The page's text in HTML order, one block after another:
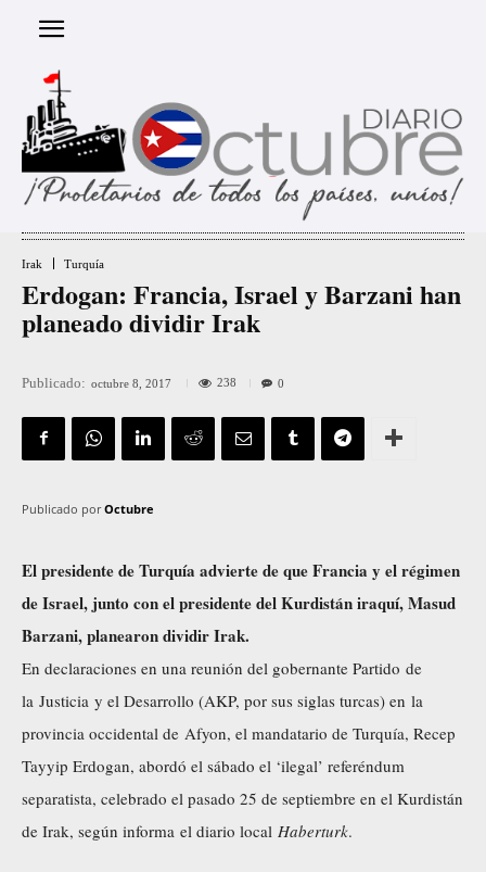
Irak Turquía
Erdogan: Francia, Israel y Barzani han
planeado dividir Irak
Publicado: octubre 8, 2017 238 0
Publicado por Octubre
El presidente de Turquía advierte de que Francia y el régimen
de Israel, junto con el presidente del Kurdistán iraquí, Masud
Barzani, planearon dividir Irak.
En declaraciones en una reunión del gobernante Partido de
la Justicia y el Desarrollo (AKP, por sus siglas turcas) en la
provincia occidental de Afyon, el mandatario de Turquía, Recep
Tayyip Erdogan, abordó el sábado el ‘ilegal’ referéndum
separatista, celebrado el pasado 25 de septiembre en el Kurdistán
de Irak, según informa el diario local Haberturk.